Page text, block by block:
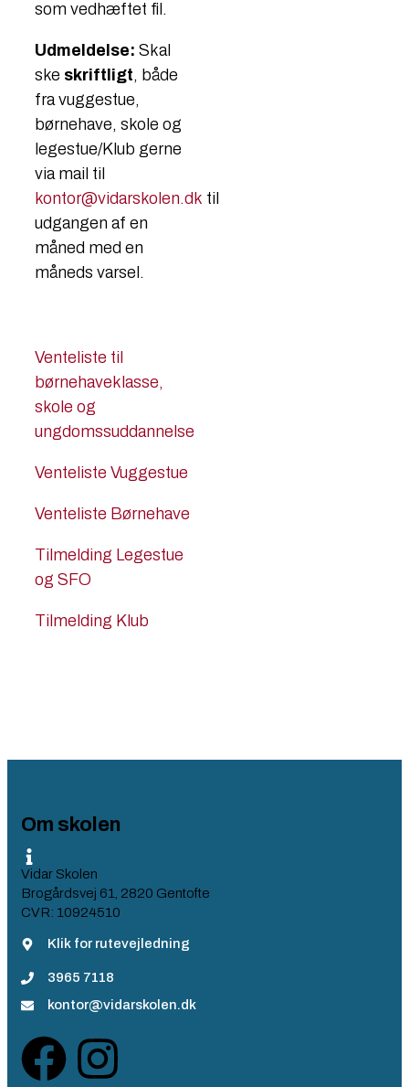
som vedhæftet fil.
Udmeldelse: Skal
ske skriftligt, både
fra vuggestue,
børnehave, skole og
legestue/Klub gerne
via mail til
kontor@vidarskolen.dk til
udgangen af en
måned med en
måneds varsel.
Venteliste til
børnehaveklasse,
skole og
ungdomssuddannelse
Venteliste Vuggestue
Venteliste Børnehave
Tilmelding Legestue
og SFO​
Tilmelding Klub​
Om skolen
Vidar Skolen
Brogårdsvej 61, 2820 Gentofte
CVR: 10924510
Klik for rutevejledning
3965 7118
kontor@vidarskolen.dk